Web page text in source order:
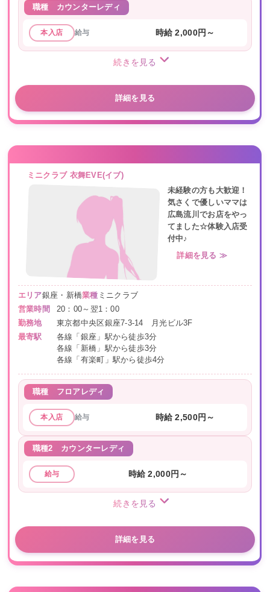
職種 カウンターレディ
本入店 給与 時給 2,000円～
続きを見る
詳細を見る
ミニクラブ 衣舞EVE(イブ)
未経験の方も大歓迎！
気さくで優しいママは
広島流川でお店をやっ
てました☆体験入店受
付中♪
詳細を見る ≫
エリア銀座・新橋業種 ミニクラブ
営業時間
20：00～翌1：00
勤務地
東京都中央区銀座7-3-14 月光ビル3F
最寄駅
各線「銀座」駅から徒歩3分
各線「新橋」駅から徒歩3分
各線「有楽町」駅から徒歩4分
職種 フロアレディ
本入店 給与 時給 2,500円～
職種2 カウンターレディ
給与 時給 2,000円～
続きを見る
詳細を見る